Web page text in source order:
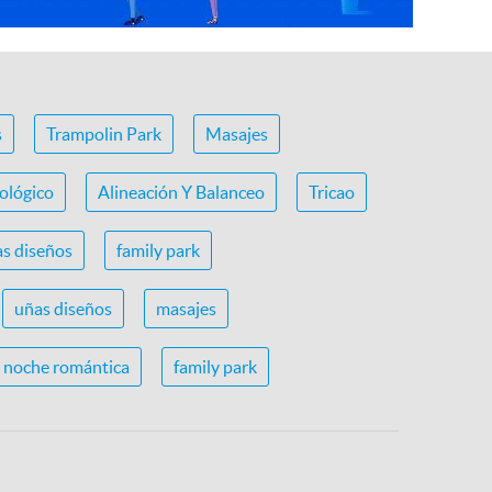
Trampolin Park Masajes
Alineación Y Balanceo Tricao
diseños family park
uñas diseños masajes
noche romántica family park